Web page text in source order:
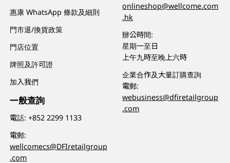
惠康 WhatsApp 條款及細則
門市退/換貨政策
門店位置
牌照及許可證
加入我們
一般查詢
電話:+852 2299 1133
電郵:
wellcomecs@DFIretailgroup
.com
onlineshop@wellcome.com
.hk
辦公時間:
星期一至日
上午九時至晚上六時
企業合作及大量訂購查詢
電郵:
webusiness@dfiretailgroup
.com